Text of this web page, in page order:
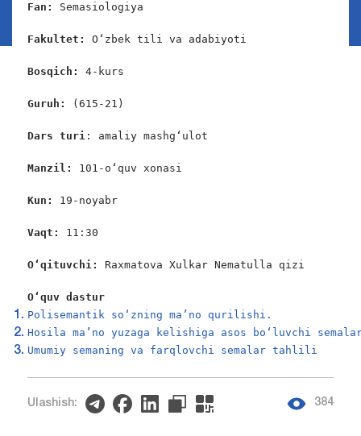
Fan: Semasiologiya
Fakultet: O‘zbek tili va adabiyoti
Bosqich: 4-kurs
Guruh: (615-21)
Dars turi: amaliy mashg‘ulot
Manzil: 101-o‘quv xonasi
Kun: 19-noyabr
Vaqt: 11:30
O‘qituvchi: Raxmatova Xulkar Nematulla qizi
O‘quv dastur
Polisemantik so‘zning ma’no qurilishi.
Hosila ma’no yuzaga kelishiga asos bo‘luvchi
Umumiy semaning va farqlovchi semalar tahlili
Ulashish: 384